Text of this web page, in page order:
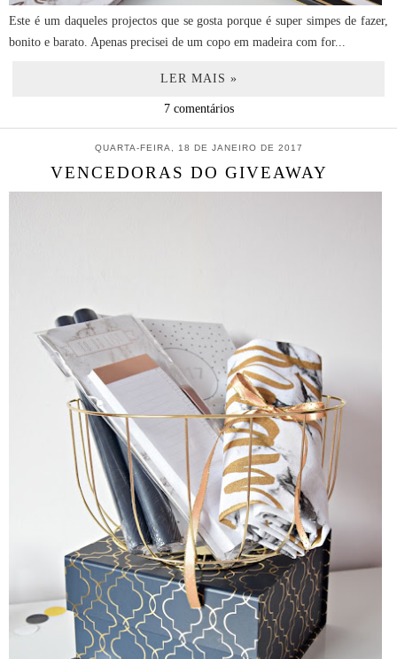
Este é um daqueles projectos que se gosta porque é super simpes de fazer,
bonito e barato. Apenas precisei de um copo em madeira com for...
LER MAIS »
7 comentários
QUARTA-FEIRA, 18 DE JANEIRO DE 2017
VENCEDORAS DO GIVEAWAY